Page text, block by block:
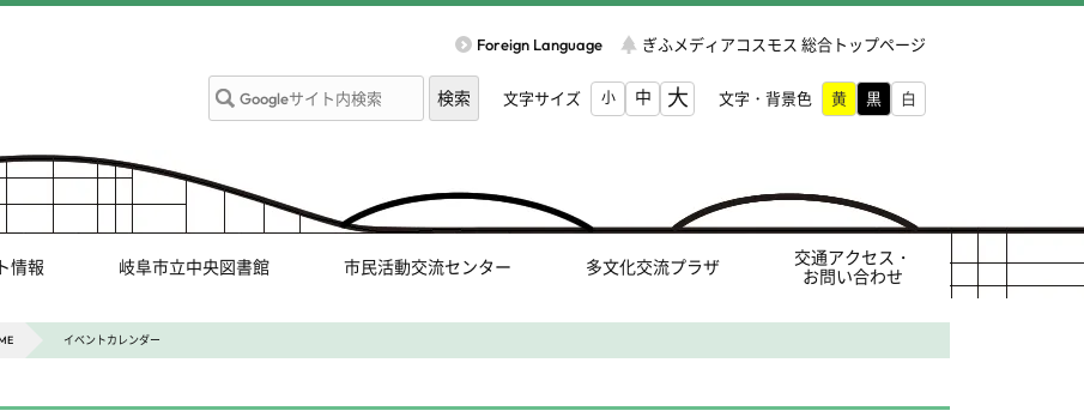
Foreign Language ぎふメディアコスモス 総合トップページ
文字サイズ 小 中 大 文字・背景色
情報 岐阜市立中央図書館 市民活動交流センター 多文化交流プラザ
交通アクセス・
お問い合わせ
イベントカレンダー